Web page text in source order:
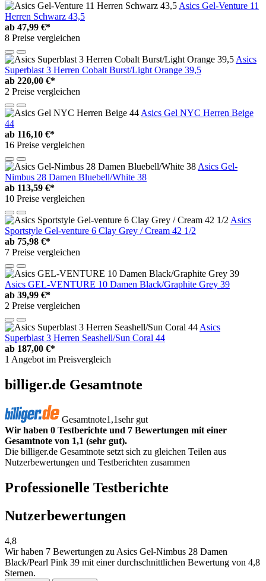
Asics Gel-Venture 11
Herren Schwarz 43,5
ab 47,99 €*
8 Preise vergleichen
Asics
Superblast 3 Herren Cobalt Burst/Light Orange 39,5
ab 220,00 €*
2 Preise vergleichen
Asics Gel NYC Herren Beige
44
ab 116,10 €*
16 Preise vergleichen
Asics Gel-
Nimbus 28 Damen Bluebell/White 38
ab 113,59 €*
10 Preise vergleichen
Asics
Sportstyle Gel-venture 6 Clay Grey / Cream 42 1/2
ab 75,98 €*
7 Preise vergleichen
Asics GEL-VENTURE 10 Damen Black/Graphite Grey 39
ab 39,99 €*
2 Preise vergleichen
Asics
Superblast 3 Herren Seashell/Sun Coral 44
ab 187,00 €*
1 Angebot im Preisvergleich
billiger.de Gesamtnote
Gesamtnote1,1sehr gut
Wir haben 0 Testberichte und 7 Bewertungen mit einer
Gesamtnote von 1,1 (sehr gut).
Die billiger.de Gesamtnote setzt sich zu gleichen Teilen aus
Nutzerbewertungen und Testberichten zusammen
Professionelle Testberichte
Nutzerbewertungen
4,8
Wir haben 7 Bewertungen zu Asics Gel-Nimbus 28 Damen
Black/Pearl Pink 39 mit einer durchschnittlichen Bewertung von 4,8
Sternen.